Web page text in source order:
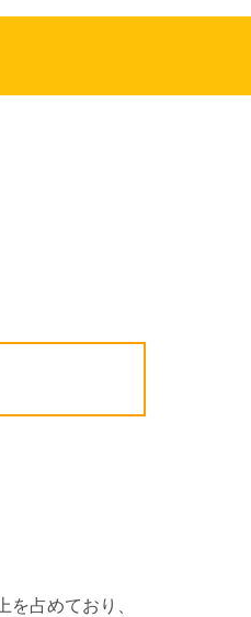
占めており、